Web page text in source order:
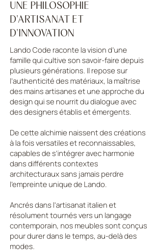
UNE PHILOSOPHIE
D'ARTISANAT ET
D'INNOVATION​
Lando Code raconte la vision d’une
famille qui cultive son savoir-faire depuis
plusieurs générations. Il repose sur
l’authenticité des matériaux, la maîtrise
des mains artisanes et une approche du
design qui se nourrit du dialogue avec
des designers établis et émergents.
De cette alchimie naissent des créations
à la fois versatiles et reconnaissables,
capables de s’intégrer avec harmonie
dans différents contextes
architecturaux sans jamais perdre
l’empreinte unique de Lando.
Ancrés dans l’artisanat italien et
résolument tournés vers un langage
contemporain, nos meubles sont conçus
pour durer dans le temps, au-delà des
modes.